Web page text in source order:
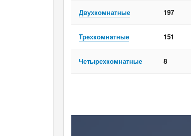
Двухкомнатные 197
Трехкомнатные 151
Четырехкомнатные 8